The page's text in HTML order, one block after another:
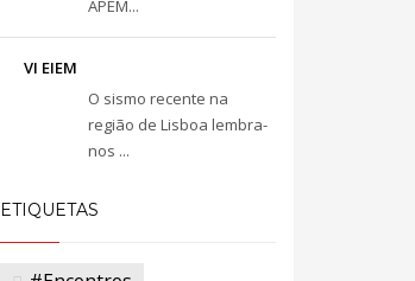
APEM...
VI EIEM
O sismo recente na
região de Lisboa lembra-
nos ...
ETIQUETAS